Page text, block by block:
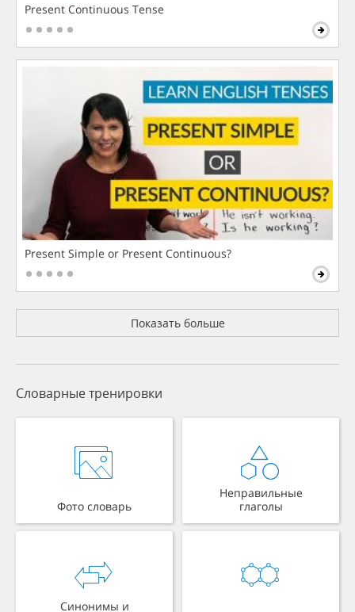
Present Continuous Tense
Present Simple or Present Continuous?
Показать больше
Словарные тренировки
Фото словарь
Неправильные
глаголы
Синонимы и